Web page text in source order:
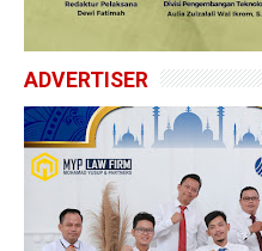
ADVERTISER